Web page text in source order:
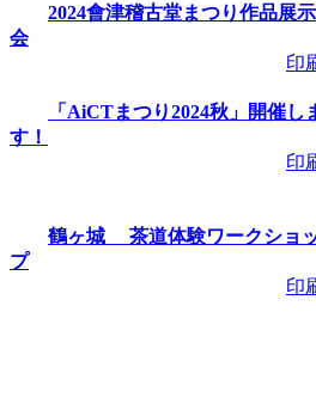
2024會津稽古堂まつり作品展示
会
印
「AiCTまつり2024秋」開催し
す！
印
鶴ヶ城 茶道体験ワークショ
プ
印